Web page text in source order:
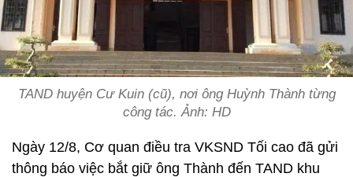
TAND huyện Cư Kuin (cũ), nơi ông Huỳnh Thành từng
công tác. Ảnh: HD
Ngày 12/8, Cơ quan điều tra VKSND Tối cao đã gửi
thông báo việc bắt giữ ông Thành đến TAND khu